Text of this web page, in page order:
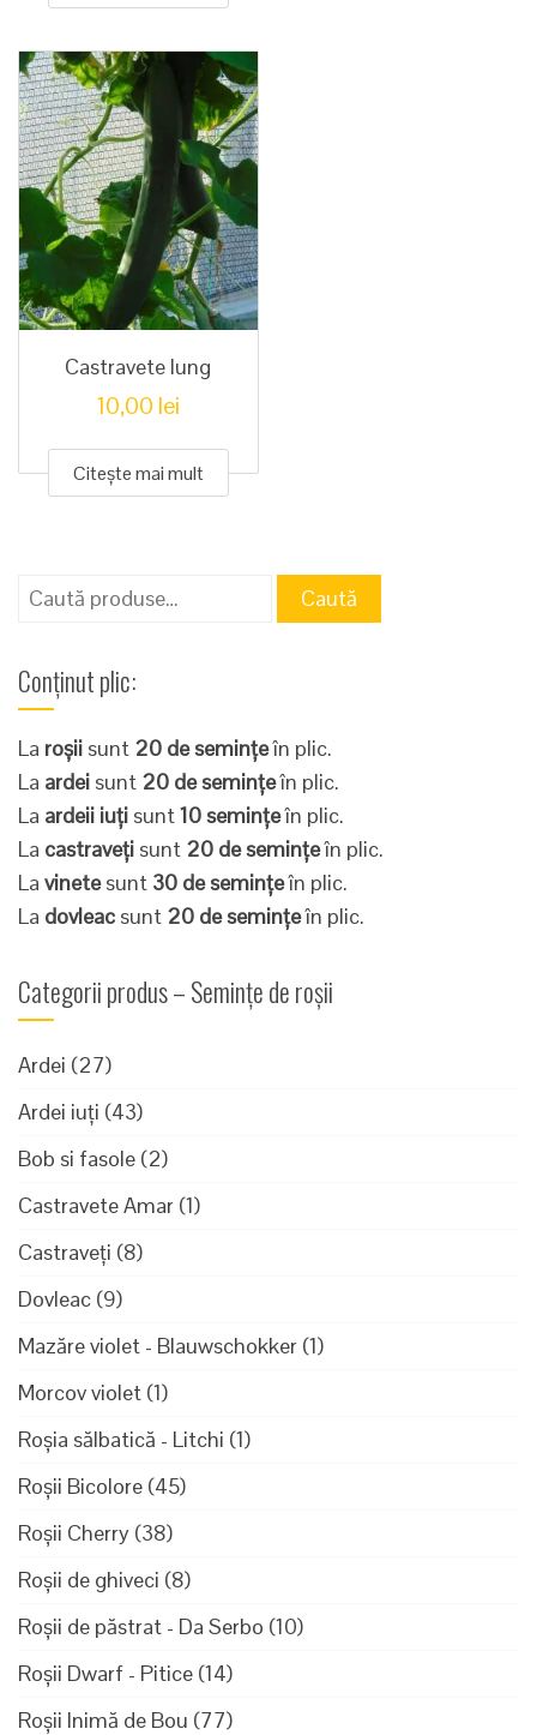
Castravete lung
10,00 lei
Citește mai mult
Caută
Caută
Conținut plic:
La roșii sunt 20 de semințeîn plic.
La ardei sunt 20 de semințeîn plic.
La ardeii iuți sunt10 semințeîn plic.
La castraveți sunt 20 de semințeîn plic.
La vinetesunt 30 de semințeîn plic.
La dovleac sunt 20 de semințeîn plic.
Categorii produs – Semințe de roșii
Ardei (27)
Ardei iuți (43)
Bob si fasole (2)
Castravete Amar (1)
Castraveți (8)
Dovleac (9)
Mazăre violet - Blauwschokker (1)
Morcov violet (1)
Roșia sălbatică - Litchi (1)
Roșii Bicolore (45)
Roșii Cherry (38)
Roșii de ghiveci (8)
Roșii de păstrat - Da Serbo (10)
Roșii Dwarf - Pitice (14)
Roșii Inimă de Bou (77)